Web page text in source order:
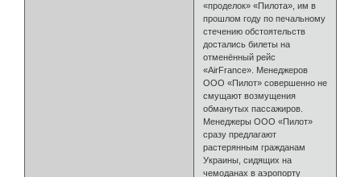
«проделок» «Пилота», им в
прошлом году по печальному
стечению обстоятельств
достались билеты на
отменённый рейс
«AirFrance». Менеджеров
ООО «Пилот» совершенно не
смущают возмущения
обманутых пассажиров.
Менеджеры ООО «Пилот»
сразу предлагают
растерянным гражданам
Украины, сидящих на
чемоданах в аэропорту